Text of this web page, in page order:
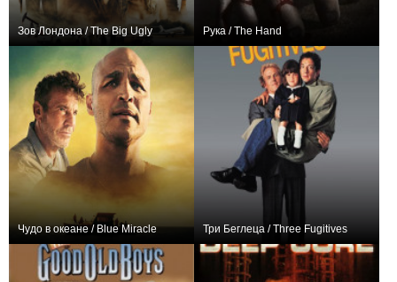
Зов Лондона / The Big Ugly Рука / The Hand
Чудо в океане / Blue Miracle Три Беглеца / Three Fugitives